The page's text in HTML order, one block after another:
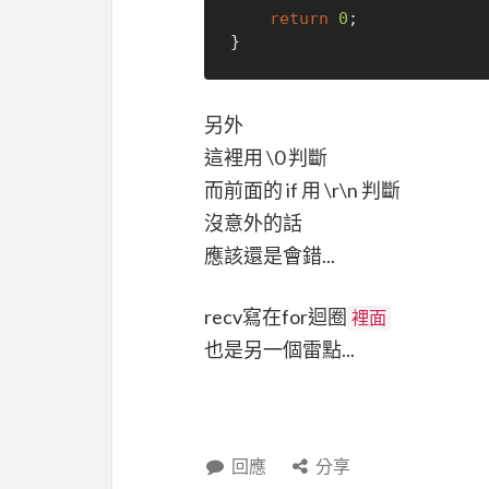
return 0 ;
另外
這裡用 \0 判斷
而前面的 if 用 \r\n 判斷
沒意外的話
應該還是會錯...
recv寫在for迴圈 裡面
也是另一個雷點...
回應 分享